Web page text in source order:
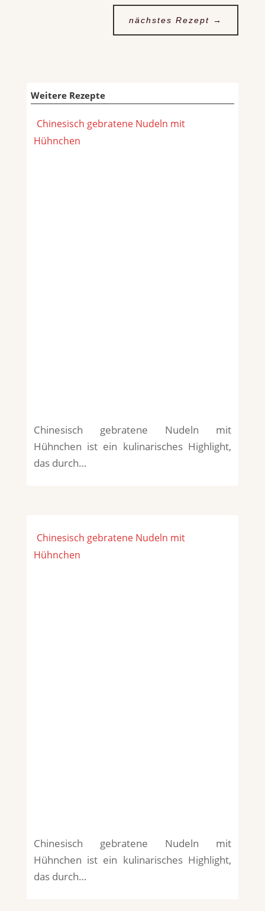
nächstes Rezept →
Weitere Rezepte
Chinesisch gebratene Nudeln mit
Hühnchen
Chinesisch gebratene Nudeln mit
Hühnchen ist ein kulinarisches Highlight,
das durch…
Chinesisch gebratene Nudeln mit
Hühnchen
Chinesisch gebratene Nudeln mit
Hühnchen ist ein kulinarisches Highlight,
das durch…